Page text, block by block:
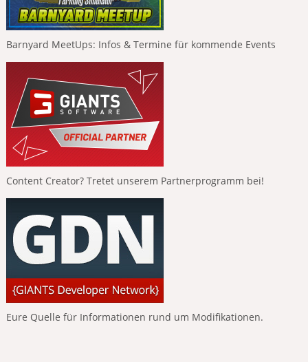
Barnyard MeetUps: Infos & Termine für kommende Events
Content Creator? Tretet unserem Partnerprogramm bei!
Eure Quelle für Informationen rund um Modifikationen.